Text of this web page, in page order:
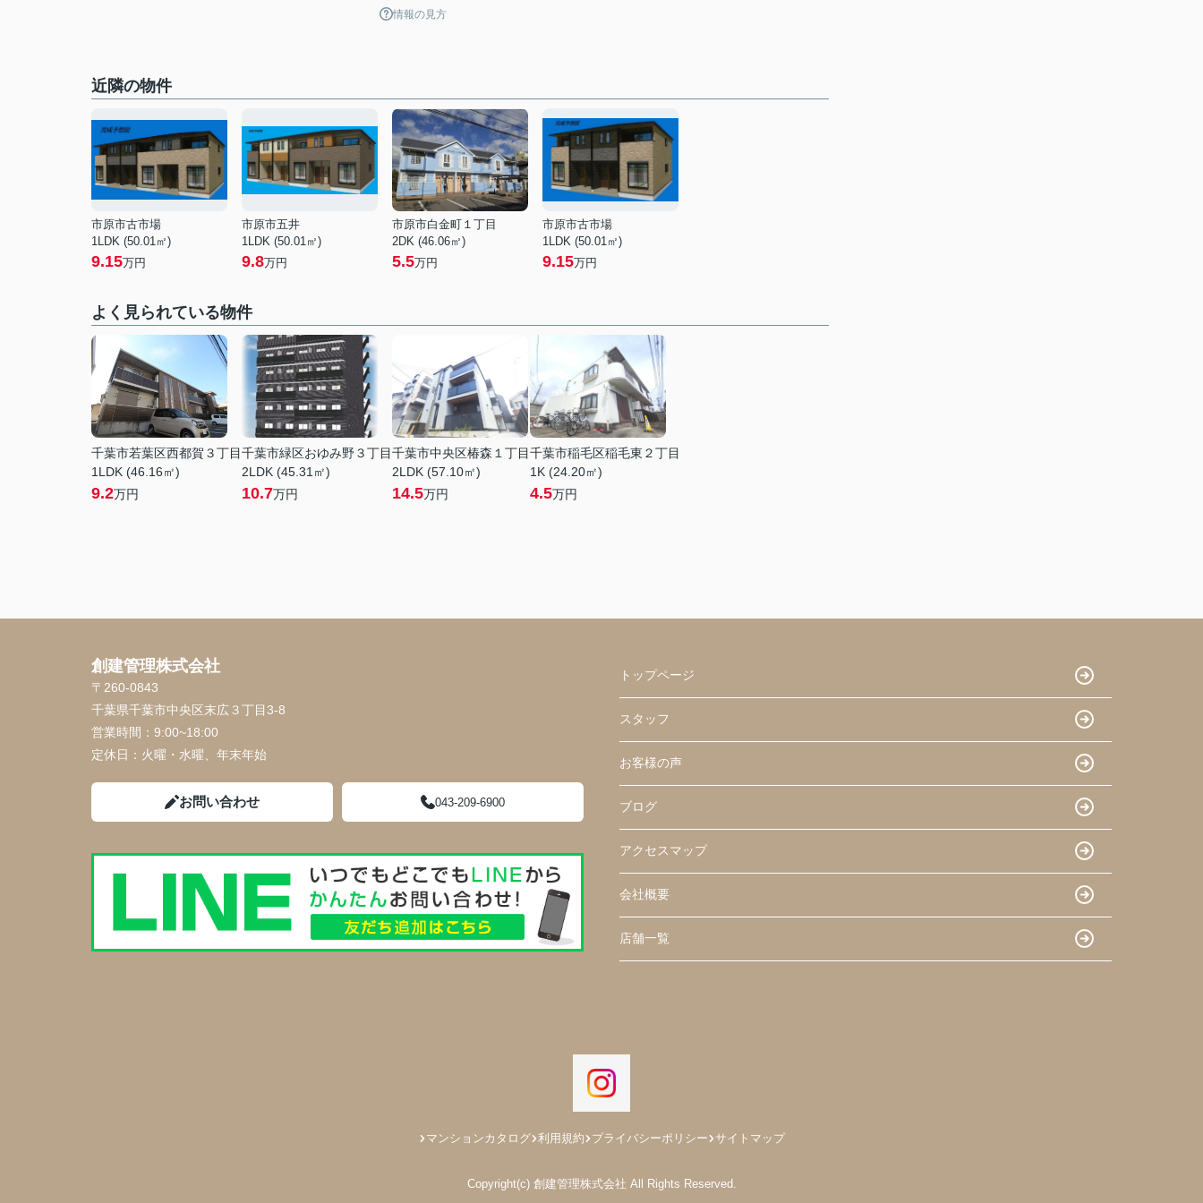
情報の見方
近隣の物件
市原市古市場
1LDK (50.01㎡)
9.15万円
市原市五井
1LDK (50.01㎡)
9.8万円
市原市白金町１丁目
2DK (46.06㎡)
5.5万円
市原市古市場
1LDK (50.01㎡)
9.15万円
よく見られている物件
千葉市若葉区西都賀３丁目
1LDK (46.16㎡)
9.2万円
千葉市緑区おゆみ野３丁目
2LDK (45.31㎡)
10.7万円
千葉市中央区椿森１丁目
2LDK (57.10㎡)
14.5万円
千葉市稲毛区稲毛東２丁目
1K (24.20㎡)
4.5万円
創建管理株式会社
〒260-0843
千葉県千葉市中央区末広３丁目3-8
営業時間： 9:00~18:00
定休日： 火曜・水曜、年末年始
お問い合わせ 043-209-6900
トップページ
スタッフ
お客様の声
ブログ
アクセスマップ
会社概要
店舗一覧
マンションカタログ 利用規約 プライバシーポリシー サイトマップ
Copyright(c) 創建管理株式会社 All Rights Reserved.